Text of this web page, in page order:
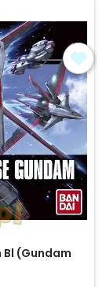
(Gundam